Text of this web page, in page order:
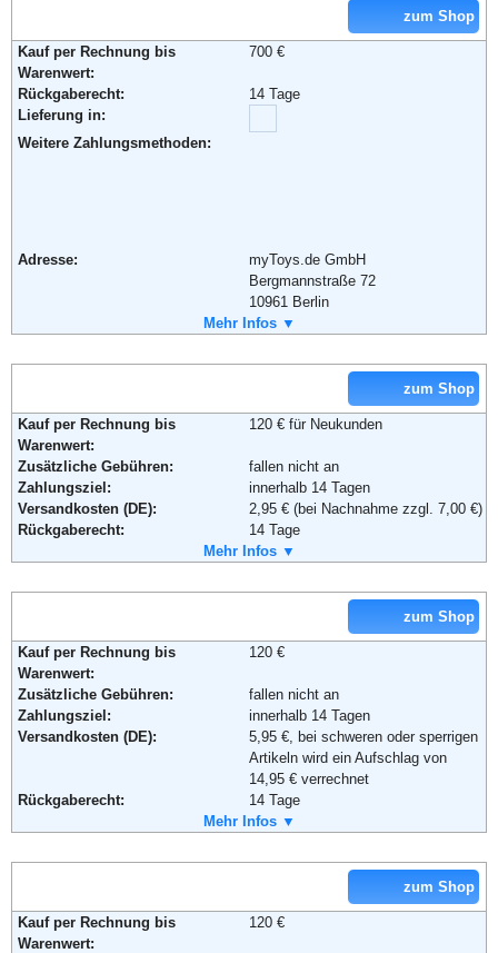
Weiterführende Informationen:
zum Shop
Kauf per Rechnung bis
Warenwert:
700 €
Rückgaberecht:
14 Tage
Lieferung in:
Weitere Zahlungsmethoden:
Adresse:
myToys.de GmbH
Bergmannstraße 72
10961 Berlin
+49 (0)30 - 200 747 200
Email:
service@myToys.de
Weiterführende Informationen: Blog, AGB
Mehr Infos ▼
zum Shop
Kauf per Rechnung bis
Warenwert:
120 € für Neukunden
Zusätzliche Gebühren:
fallen nicht an
Zahlungsziel:
innerhalb 14 Tagen
Versandkosten (DE):
2,95 € (bei Nachnahme zzgl. 7,00 €)
Rückgaberecht:
14 Tage
Ja
Lieferung in:
Adresse:
Mirapodo GmbH
c/o Baur FullfillmentSolutions GmbH
Michael-Dechant-Str.11
96260 Weismain
+49 (0)800 - 585 5000
Fax:
+49 (0)800 - 585 5001
service@mirapodo.de
Weiterführende Informationen: Blog,
Mehr Infos ▼
zum Shop
Kauf per Rechnung bis
Warenwert:
120 €
Zusätzliche Gebühren:
fallen nicht an
Zahlungsziel:
innerhalb 14 Tagen
Versandkosten (DE):
5,95 €, bei schweren oder sperrigen
Artikeln wird ein Aufschlag von
14,95 € verrechnet
Rückgaberecht:
14 Tage
Ja
Lieferung in:
Adresse:
Heinrich Heine GmbH
Mehr Infos ▼
zum Shop
Kauf per Rechnung bis
Warenwert:
120 €